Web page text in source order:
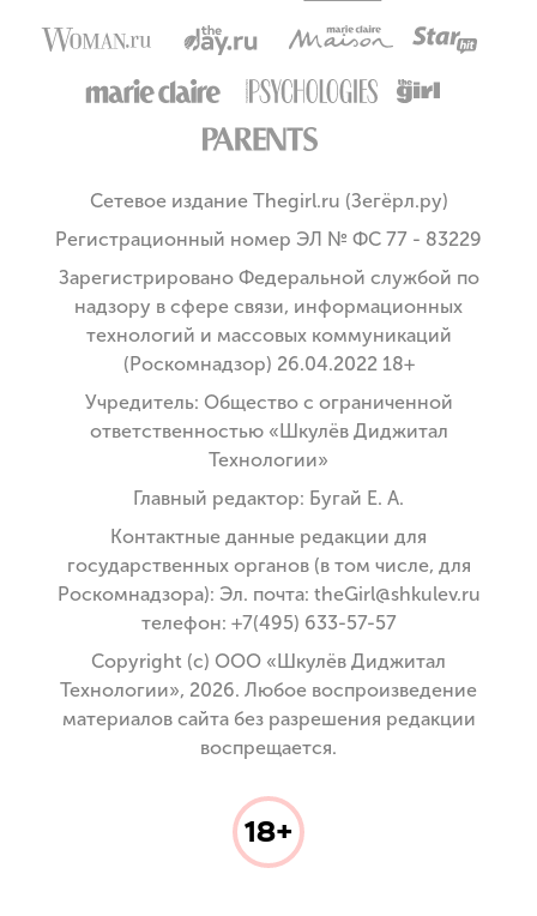
Сетевое издание Thegirl.ru (Зегёрл.ру)
Регистрационный номер ЭЛ № ФС 77 - 83229
Зарегистрировано Федеральной службой по
надзору в сфере связи, информационных
технологий и массовых коммуникаций
(Роскомнадзор) 26.04.2022 18+
Учредитель: Общество с ограниченной
ответственностью «Шкулёв Диджитал
Технологии»
Главный редактор: Бугай Е. А.
Контактные данные редакции для
государственных органов (в том числе, для
Роскомнадзора): Эл. почта: theGirl@shkulev.ru
телефон: +7(495) 633-57-57
Copyright (с) ООО «Шкулёв Диджитал
Технологии», 2026. Любое воспроизведение
материалов сайта без разрешения редакции
воспрещается.
18+